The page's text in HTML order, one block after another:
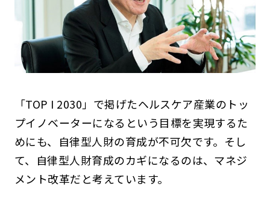
「TOP I 2030」で掲げたヘルスケア産業のトッ
プイノベーターになるという目標を実現するた
めにも、自律型人財の育成が不可欠です。そし
て、自律型人財育成のカギになるのは、マネジ
メント改革だと考えています。